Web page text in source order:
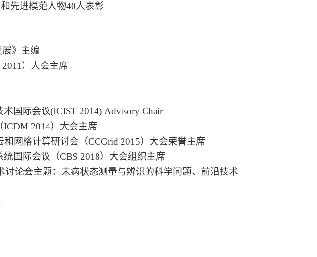
先进模范人物40人表彰
展》主编
）大会主席
国际会议(ICIST 2014) Advisory Chair
ICDM 2014）大会主席
网格计算研讨会（CCGrid 2015）大会荣誉主席
国际会议（CBS 2018）大会组织主席
讨论会主题：未病状态测量与辨识的科学问题、前沿技术